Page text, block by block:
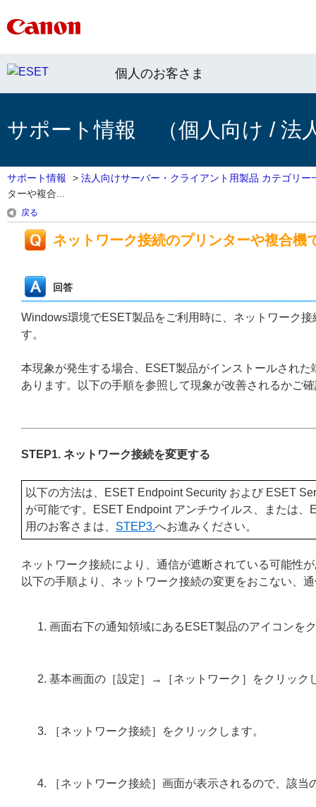
個人のお客さま
サポート情報 （個人向け / 法
サポート情報 > 法人向けサーバー・クライアント用製品 カテゴリー
ターや複合...
戻る
ネットワーク接続のプリンターや複合機
回答
Windows環境でESET製品をご利用時に、ネットワーク
す。
本現象が発生する場合、ESET製品がインストールされ
あります。以下の手順を参照して現象が改善されるかご
STEP1. ネットワーク接続を変更する
以下の方法は、ESET Endpoint Security および ESET
が可能です。ESET Endpoint アンチウイルス、または
用のお客さまは、 STEP3.へお進みください。
ネットワーク接続により、通信が遮断されている可能性
以下の手順より、ネットワーク接続の変更をおこない、
画面右下の通知領域にあるESET製品のアイコンを
基本画面の［設定］→［ネットワーク］をクリック
［ネットワーク接続］をクリックします。
［ネットワーク接続］画面が表示されるので、該